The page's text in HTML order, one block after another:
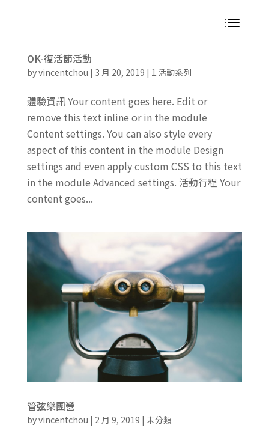
OK-復活節活動
byvincentchou | 3 月 20, 2019 | 1.活動系列
體驗資訊 Your content goes here. Edit or
remove this text inline or in the module
Content settings. You can also style every
aspect of this content in the module Design
settings and even apply custom CSS to this text
in the module Advanced settings. 活動行程 Your
content goes...
管弦樂團營
byvincentchou | 2 月 9, 2019 | 未分類